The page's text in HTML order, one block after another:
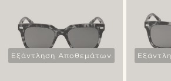
Εξάντληση Αποθεμάτων